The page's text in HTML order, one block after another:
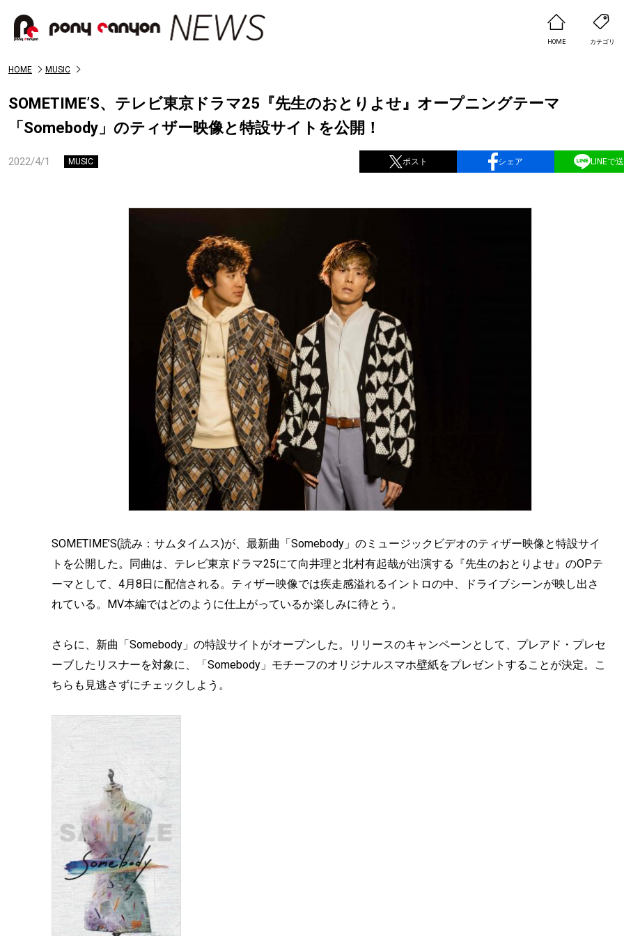
HOME カテゴリ
HOME MUSIC
SOMETIME’S、テレビ東京ドラマ25『先生のおとりよせ』オープニングテーマ
「Somebody」のティザー映像と特設サイトを公開！
2022/4/1 MUSIC ポスト シェア LINEで
SOMETIME’S(読み：サムタイムス)が、最新曲「Somebody」のミュージックビデオのティザー映像と特設サイ
トを公開した。同曲は、テレビ東京ドラマ25にて向井理と北村有起哉が出演する『先生のおとりよせ』のOPテ
ーマとして、4月8日に配信される。ティザー映像では疾走感溢れるイントロの中、ドライブシーンが映し出さ
れている。MV本編ではどのように仕上がっているか楽しみに待とう。
さらに、新曲「Somebody」の特設サイトがオープンした。リリースのキャンペーンとして、プレアド・プレセ
ーブしたリスナーを対象に、「Somebody」モチーフのオリジナルスマホ壁紙をプレゼントすることが決定。こ
ちらも見逃さずにチェックしよう。